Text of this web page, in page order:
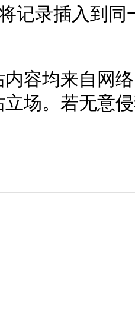
记录插入到
内容均来自网
立场。若无意